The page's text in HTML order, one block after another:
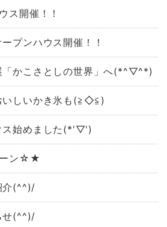
ス開催！！
プンハウス開催！！
「かこさとしの世界」へ(*^▽^*)
いしいかき氷も(≧◇≦)
ス始めました(*'▽')
ーン☆★
介(^^)/
せ(^^)/